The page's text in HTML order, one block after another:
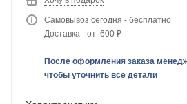
Самовывоз сегодня - бесплатно
Доставка - от 600 ₽
После оформления заказа
чтобы уточнить все детали